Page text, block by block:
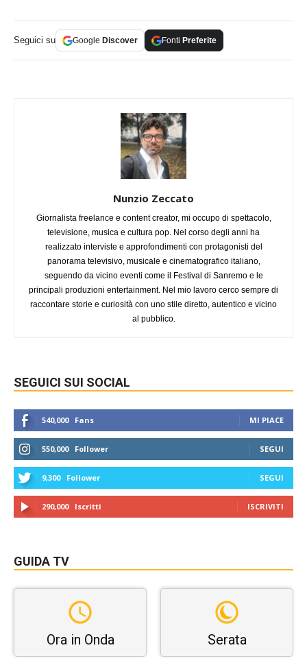
Seguici su Google Discover Fonti Preferite
Nunzio Zeccato
Giornalista freelance e content creator, mi occupo di spettacolo,
televisione, musica e cultura pop. Nel corso degli anni ha
realizzato interviste e approfondimenti con protagonisti del
panorama televisivo, musicale e cinematografico italiano,
seguendo da vicino eventi come il Festival di Sanremo e le
principali produzioni entertainment. Nel mio lavoro cerco sempre di
raccontare storie e curiosità con uno stile diretto, autentico e vicino
al pubblico.
SEGUICI SUI SOCIAL
540,000 Fans MI PIACE
550,000 Follower SEGUI
9,300 Follower SEGUI
290,000 Iscritti ISCRIVITI
GUIDA TV
Ora in Onda Serata